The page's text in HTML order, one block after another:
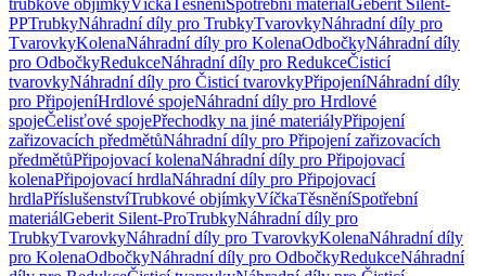
trubkové objímkyVíčkaTěsněníSpotřební materiálGeberit Silent-
PPTrubkyNáhradní díly pro TrubkyTvarovkyNáhradní díly pro
TvarovkyKolenaNáhradní díly pro KolenaOdbočkyNáhradní díly
pro OdbočkyRedukceNáhradní díly pro RedukceČisticí
tvarovkyNáhradní díly pro Čisticí tvarovkyPřipojeníNáhradní díly
pro PřipojeníHrdlové spojeNáhradní díly pro Hrdlové
spojeČelisťové spojePřechodky na jiné materiályPřipojení
zařizovacích předmětůNáhradní díly pro Připojení zařizovacích
předmětůPřipojovací kolenaNáhradní díly pro Připojovací
kolenaPřipojovací hrdlaNáhradní díly pro Připojovací
hrdlaPříslušenstvíTrubkové objímkyVíčkaTěsněníSpotřební
materiálGeberit Silent-ProTrubkyNáhradní díly pro
TrubkyTvarovkyNáhradní díly pro TvarovkyKolenaNáhradní díly
pro KolenaOdbočkyNáhradní díly pro OdbočkyRedukceNáhradní